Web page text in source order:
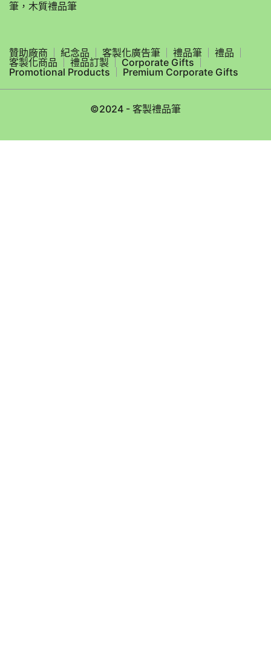
筆，木質禮品筆
贊助廠商 紀念品 客製化廣告筆 禮品筆
禮品
客製化商品
禮品訂製
Corporate Gifts
Promotional Products
Premium Corporate Gifts
©2024 - 客製禮品筆